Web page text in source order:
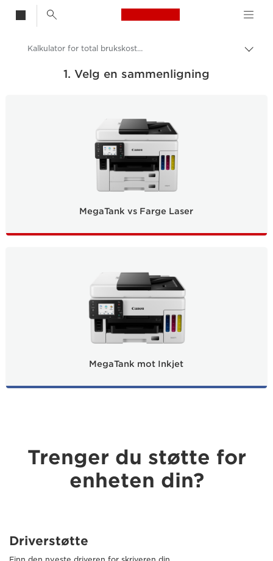
Canon Logo, back
Kalkulator for total brukskostnad
1. Velg en sammenligning
MegaTank vs Farge Laser
MegaTank mot Inkjet
Trenger du støtte for
enheten din?
Driverstøtte